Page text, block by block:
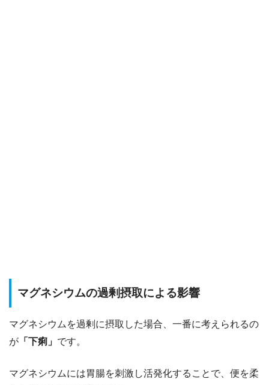
マグネシウムの過剰摂取による影響
マグネシウムを過剰に摂取した場合、一番に考えられるの
が 「下痢」 です。
マグネシウムには胃腸を刺激し活発化することで、便を柔